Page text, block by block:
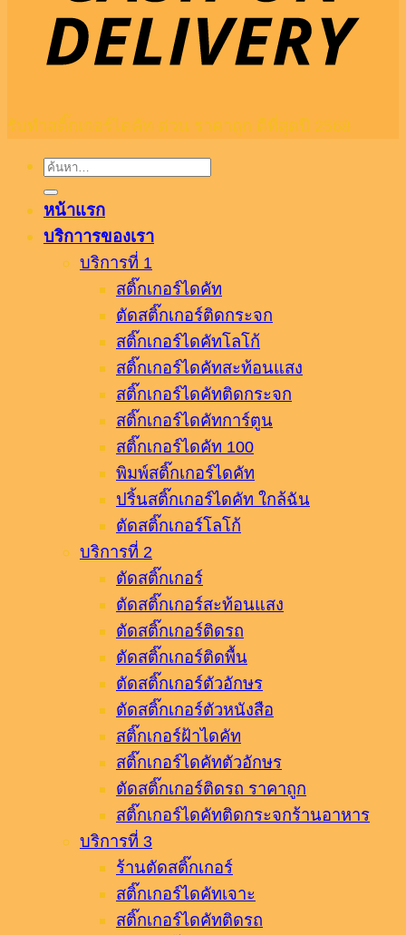
รับทำสติ๊กเกอร์ไดคัท ด่วน ราคาถูก ดีที่สุดปี 2568
ค้นหา:
หน้าแรก
บริกาารของเรา
บริการที่ 1
สติ๊กเกอร์ไดคัท
ตัดสติ๊กเกอร์ติดกระจก
สติ๊กเกอร์ไดคัทโลโก้
สติ๊กเกอร์ไดคัทสะท้อนแสง
สติ๊กเกอร์ไดคัทติดกระจก
สติ๊กเกอร์ไดคัทการ์ตูน
สติ๊กเกอร์ไดคัท 100
พิมพ์สติ๊กเกอร์ไดคัท
ปริ้นสติ๊กเกอร์ไดคัท ใกล้ฉัน
ตัดสติ๊กเกอร์โลโก้
บริการที่ 2
ตัดสติ๊กเกอร์
ตัดสติ๊กเกอร์สะท้อนแสง
ตัดสติ๊กเกอร์ติดรถ
ตัดสติ๊กเกอร์ติดพื้น
ตัดสติ๊กเกอร์ตัวอักษร
ตัดสติ๊กเกอร์ตัวหนังสือ
สติ๊กเกอร์ฝ้าไดคัท
สติ๊กเกอร์ไดคัทตัวอักษร
ตัดสติ๊กเกอร์ติดรถ ราคาถูก
สติ๊กเกอร์ไดคัทติดกระจกร้านอาหาร
บริการที่ 3
ร้านตัดสติ๊กเกอร์
สติ๊กเกอร์ไดคัทเจาะ
สติ๊กเกอร์ไดคัทติดรถ